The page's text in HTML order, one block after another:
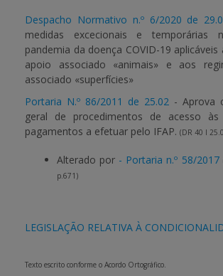
Despacho Normativo n.º 6/2020 de
medidas excecionais e temporárias
pandemia da doença COVID-19
apoio associado «animais» e aos
associado «superfícies»
Portaria N.º 86/2011 de 25.02 - Aprova
geral de procedimentos de acesso
pagamentos a efetuar pelo IFAP. (DR 40 I
Alterado por - Portaria n.º 58/2017
p.671)
LEGISLAÇÃO RELATIVA À
Texto escrito conforme o Acordo Ortográfico.